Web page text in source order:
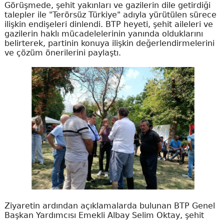
Görüşmede, şehit yakınları ve gazilerin dile getirdiği
talepler ile "Terörsüz Türkiye" adıyla yürütülen sürece
ilişkin endişeleri dinlendi. BTP heyeti, şehit aileleri ve
gazilerin haklı mücadelelerinin yanında olduklarını
belirterek, partinin konuya ilişkin değerlendirmelerini
ve çözüm önerilerini paylaştı.
Ziyaretin ardından açıklamalarda bulunan BTP Genel
Başkan Yardımcısı Emekli Albay Selim Oktay, şehit